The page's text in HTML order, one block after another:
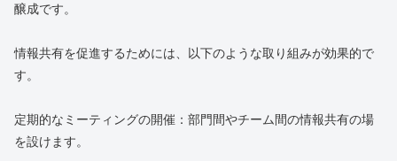
醸成です。
情報共有を促進するためには、以下のような取り組みが効果的で
す。
定期的なミーティングの開催：部門間やチーム間の情報共有の場
を設けます。